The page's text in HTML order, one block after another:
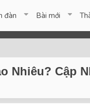
đàn Bài mới
Nhiêu? Cập